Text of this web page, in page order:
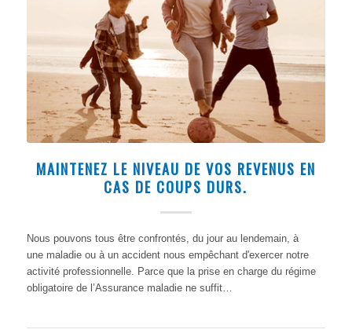
MAINTENEZ LE NIVEAU DE VOS REVENUS EN
CAS DE COUPS DURS.
Nous pouvons tous être confrontés, du jour au lendemain, à
une maladie ou à un accident nous empêchant d'exercer notre
activité professionnelle. Parce que la prise en charge du régime
obligatoire de l’Assurance maladie ne suffit…